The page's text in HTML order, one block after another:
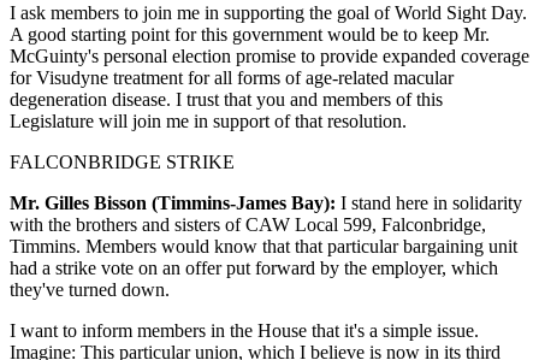
I ask members to join me in supporting the goal of World Sight Day.
A good starting point for this government would be to keep Mr.
McGuinty's personal election promise to provide expanded coverage
for Visudyne treatment for all forms of age-related macular
degeneration disease. I trust that you and members of this
Legislature will join me in support of that resolution.
FALCONBRIDGE STRIKE
Mr. Gilles Bisson (Timmins-James Bay): I stand here in solidarity
with the brothers and sisters of CAW Local 599, Falconbridge,
Timmins. Members would know that that particular bargaining unit
had a strike vote on an offer put forward by the employer, which
they've turned down.
I want to inform members in the House that it's a simple issue.
Imagine: This particular union, which I believe is now in its third